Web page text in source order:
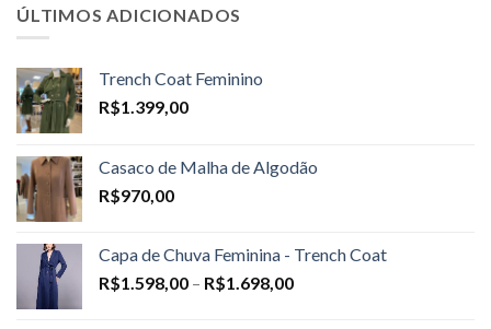
ÚLTIMOS ADICIONADOS
Trench Coat Feminino
R$1.399,00
Casaco de Malha de Algodão
R$970,00
Capa de Chuva Feminina - Trench Coat
R$1.598,00 – R$1.698,00Price